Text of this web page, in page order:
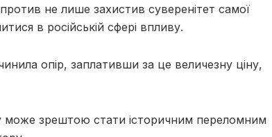
не лише захистив суверенітет самої
в російській сфері впливу.
опір, заплативши за це величезну ціну,
може зрештою стати історичним переломним